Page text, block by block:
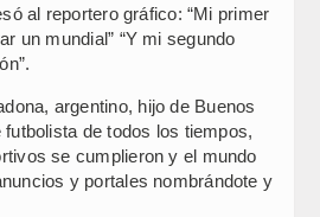
al reportero gráfico: “Mi primer
un mundial” “Y mi segundo
argentino, hijo de Buenos
de todos los tiempos,
se cumplieron y el mundo
y portales nombrándote y